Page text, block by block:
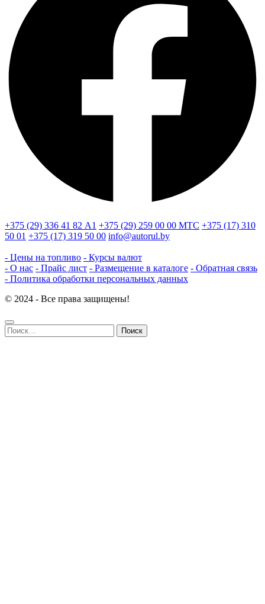
+375 (29) 336 41 82 А1 +375 (29) 259 00 00 МТС +375 (17) 310
50 01 +375 (17) 319 50 00 info@autorul.by
- Цены на топливо - Курсы валют
- О нас - Прайс лист - Размещение в каталоге - Обратная связь
- Политика обработки персональных данных
© 2024 - Все права защищены!
Найти: